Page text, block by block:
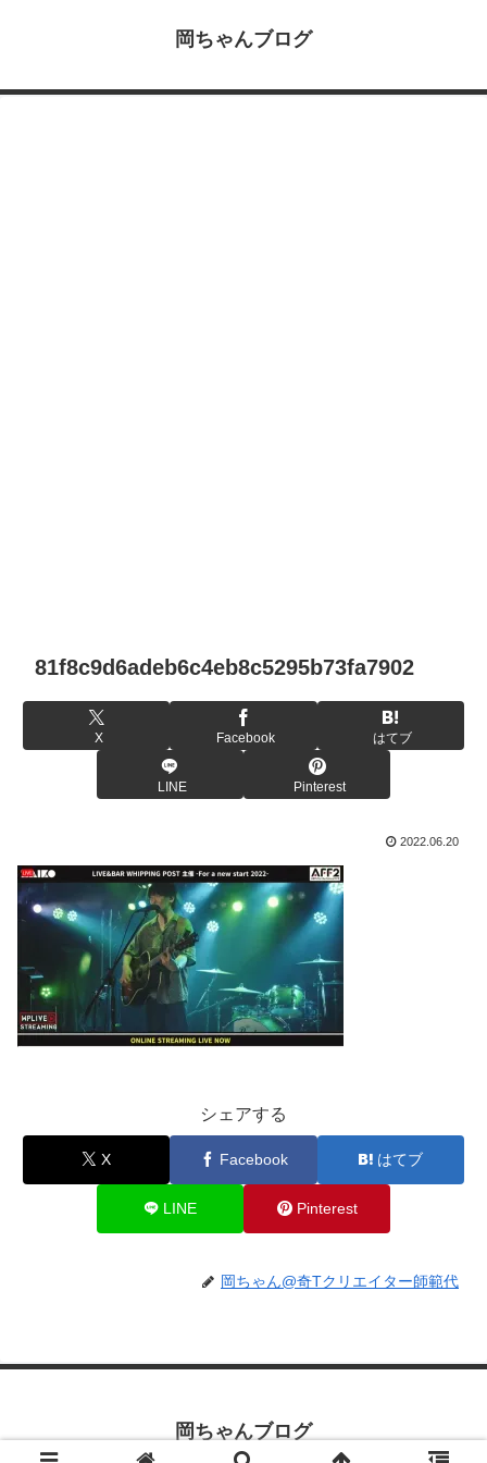
岡ちゃんブログ
81f8c9d6adeb6c4eb8c5295b73fa7902
X Facebook はてブ
LINE Pinterest
2022.06.20
シェアする
X Facebook はてブ
LINE Pinterest
岡ちゃん@奇Tクリエイター師範代
岡ちゃんブログ